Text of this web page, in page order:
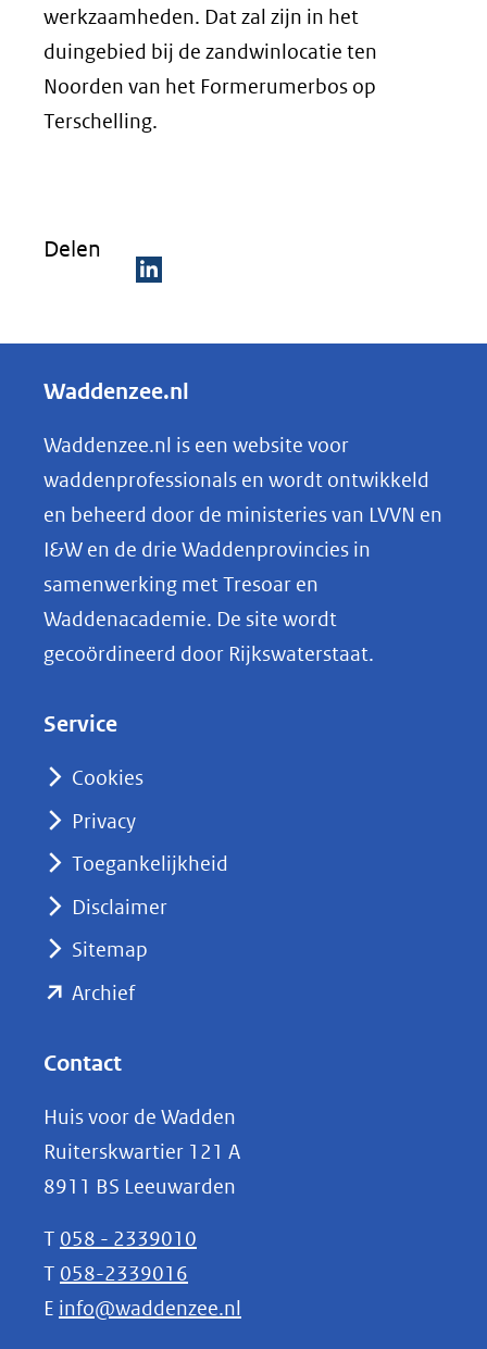
werkzaamheden. Dat zal zijn in het
duingebied bij de zandwinlocatie ten
Noorden van het Formerumerbos op
Terschelling.
Delen
e
e
n
o
p
k
e
nieuw
naar
Waddenzee.nl
Waddenzee.nl is een website voor
waddenprofessionals en wordt ontwikkeld
en beheerd door de ministeries van LVVN en
I&W en de drie Waddenprovincies in
samenwerking met Tresoar en
Waddenacademie. De site wordt
gecoördineerd door Rijkswaterstaat.
Service
Cookies
Privacy
Toegankelijkheid
Disclaimer
Sitemap
Archief(opent
(verwijst
naar
een
andere
website)
Contact
Huis voor de Wadden
Ruiterskwartier 121 A
8911 BS Leeuwarden
T 058 - 2339010
T 058-2339016
E info@waddenzee.nl